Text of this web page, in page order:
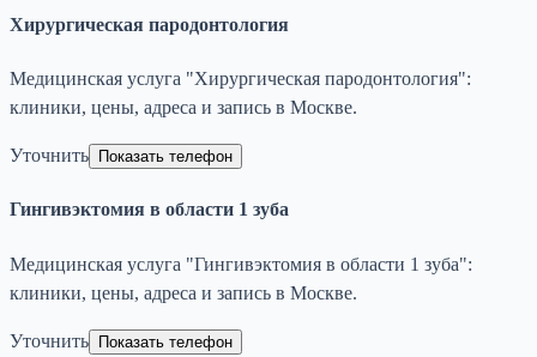
Хирургическая пародонтология
Медицинская услуга "Хирургическая пародонтология":
клиники, цены, адреса и запись в Москве.
Уточнить Показать телефон
Гингивэктомия в области 1 зуба
Медицинская услуга "Гингивэктомия в области 1 зуба":
клиники, цены, адреса и запись в Москве.
Уточнить Показать телефон